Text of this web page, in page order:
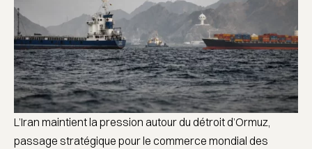
L’Iran maintient la pression autour du détroit d’Ormuz,
passage stratégique pour le commerce mondial des